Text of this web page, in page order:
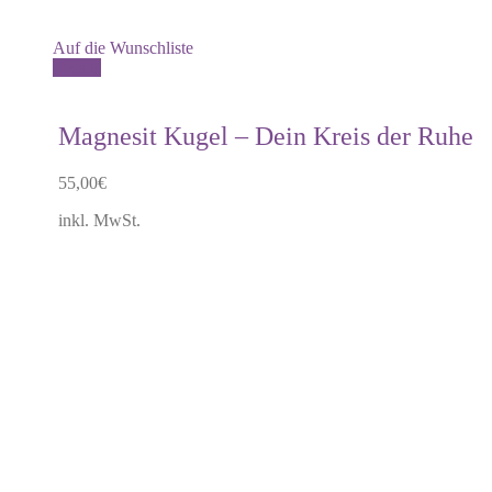
Auf die Wunschliste
Magnesit Kugel – Dein Kreis der Ruhe
55,00€
inkl. MwSt.